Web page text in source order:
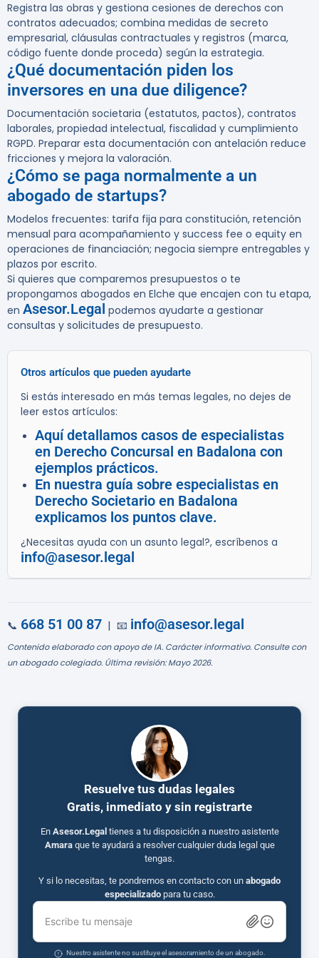
Registra las obras y gestiona cesiones de derechos con
contratos adecuados; combina medidas de secreto
empresarial, cláusulas contractuales y registros (marca,
código fuente donde proceda) según la estrategia.
¿Qué documentación piden los
inversores en una due diligence?
Documentación societaria (estatutos, pactos), contratos
laborales, propiedad intelectual, fiscalidad y cumplimiento
RGPD. Preparar esta documentación con antelación reduce
fricciones y mejora la valoración.
¿Cómo se paga normalmente a un
abogado de startups?
Modelos frecuentes: tarifa fija para constitución, retención
mensual para acompañamiento y success fee o equity en
operaciones de financiación; negocia siempre entregables y
plazos por escrito.
Si quieres que comparemos presupuestos o te
propongamos abogados en Elche que encajen con tu etapa,
en Asesor.Legal podemos ayudarte a gestionar
consultas y solicitudes de presupuesto.
Otros artículos que pueden ayudarte
Si estás interesado en más temas legales, no dejes de
leer estos artículos:
Aquí detallamos casos de especialistas
en Derecho Concursal en Badalona con
ejemplos prácticos.
En nuestra guía sobre especialistas en
Derecho Societario en Badalona
explicamos los puntos clave.
¿Necesitas ayuda con un asunto legal?, escríbenos a
info@asesor.legal
📞 668 51 00 87 | 📧 info@asesor.legal
Contenido elaborado con apoyo de IA. Carácter informativo. Consulte con
un abogado colegiado. Última revisión: Mayo 2026.
Resuelve tus dudas legales
Gratis, inmediato y sin registrarte
En Asesor.Legal tienes a tu disposición a nuestro asistente
Amaraque te ayudará a resolver cualquier duda legal que
tengas.
Y si lo necesitas, te pondremos en contacto con un abogado
especializadopara tu caso.
Escribe tu mensaje
Nuestro asistente no sustituye el asesoramiento de un abogado.